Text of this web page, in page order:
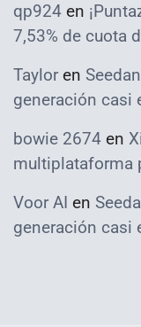
qp924 en
7,53% de cuota
Taylor en
generación casi
bowie 2674 en
multiplataforma
Voor AI en
generación casi